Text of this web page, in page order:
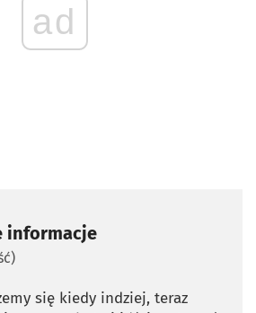
ad
informacje
się kiedy indziej, teraz